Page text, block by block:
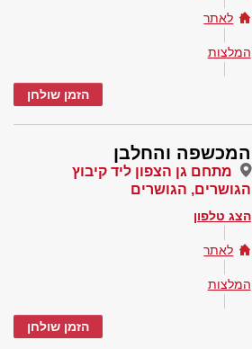
לאתר
המלצות
הזמן שולחן
המכשפה והחלבן
מתחם גן הצפון ליד קיבוץ
הגושרים, הגושרים
הצג טלפון
לאתר
המלצות
הזמן שולחן